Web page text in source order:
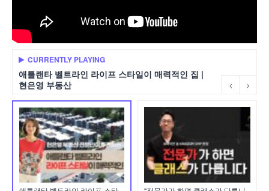
CURRENTLY PLAYING
애틀랜타 벨트라인 라이프 스타일이 매력적인 집 |
현은영 부동산